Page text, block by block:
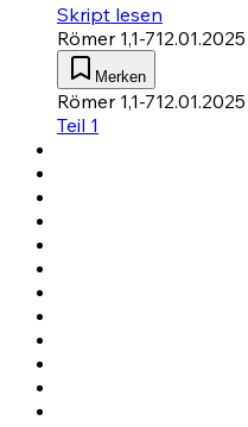
Skript lesen
Römer 1,1-712.01.2025
Merken
Römer 1,1-712.01.2025
Teil 1